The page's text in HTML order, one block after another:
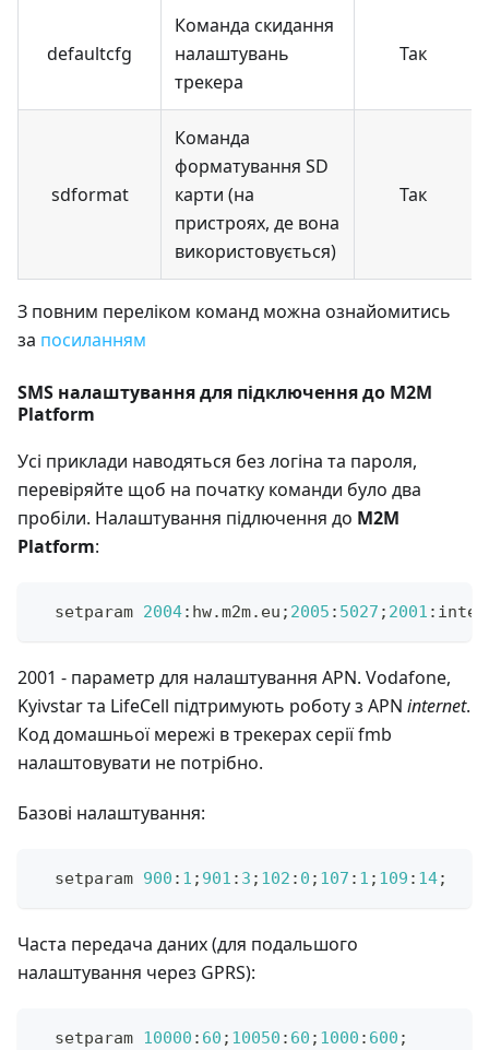
defaultcfg
Команда скидання
налаштувань
трекера
Так
sdformat
Команда
форматування SD
карти (на
пристроях, де вона
використовується)
Так
З повним переліком команд можна ознайомитись
за посиланням
SMS налаштування для підключення до M2M
Platform
Усі приклади наводяться без логіна та пароля,
перевіряйте щоб на початку команди було два
пробіли. Налаштування підлючення до M2M
Platform:
  setparam
2004: hw.m2m. eu ; 2005 : 5027 ; 2001 :
2001 - параметр для налаштування APN. Vodafone,
Kyivstar та LifeCell підтримують роботу з APN internet.
Код домашньої мережі в трекерах серії fmb
налаштовувати не потрібно.
Базові налаштування:
  setparam
900 : 1 ; 901 : 3 ; 102 : 0 ; 107 : 1 ; 109 : 14;
Часта передача даних (для подальшого
налаштування через GPRS):
  setparam
10000 : 60 ; 10050 : 60 ; 1000 : 600 ;